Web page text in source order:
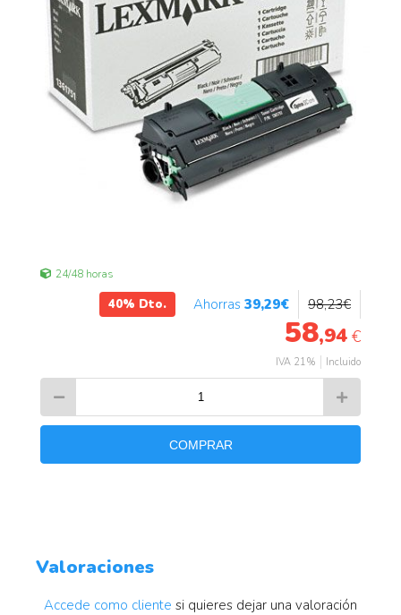
24/48 horas
40% Dto. 39,29€ 98,23€
58,94 €
IVA 21% Incluido
COMPRAR
Valoraciones
Accede como cliente si quieres dejar una valoración